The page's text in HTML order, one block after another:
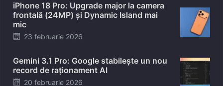
iPhone 18 Pro: Upgrade major la camera
frontală (24MP) și Dynamic Island mai
mic
Posted
23 februarie 2026
Gemini 3.1 Pro: Google stabilește un nou
record de raționament AI
Posted
20 februarie 2026